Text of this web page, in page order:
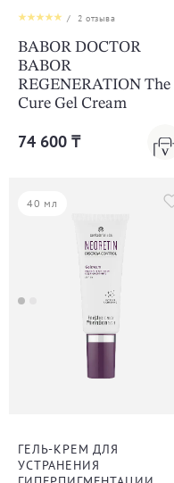
/ 2 отзыва
BABOR DOCTOR
BABOR
REGENERATION The
Cure Gel Cream
74 600 ₸
40 мл
ГЕЛЬ-КРЕМ ДЛЯ
УСТРАНЕНИЯ